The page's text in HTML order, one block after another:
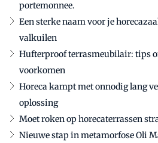
portemonnee.
Een sterke naam voor je
valkuilen
Hufterproof terrasmeubilair: tips
voorkomen
Horeca kampt met onnodig lang
oplossing
Moet roken op horecaterrassen
Nieuwe stap in metamorfose Oli